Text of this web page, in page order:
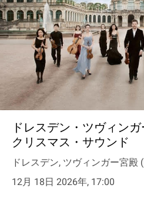
ドレスデン・ツヴィン
クリスマス・サウンド
ドレスデン, ツヴィンガー宮殿
12月 18日 2026年, 17:00